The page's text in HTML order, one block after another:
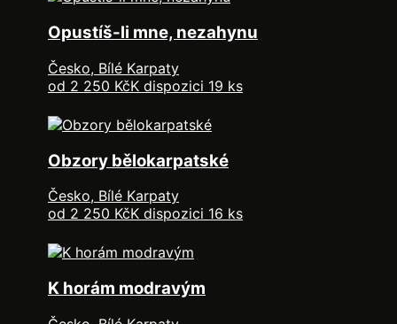
Opustíš-li mne, nezahynu
Česko, Bílé Karpaty
od 2 250 KčK dispozici 19 ks
Obzory bělokarpatské
Česko, Bílé Karpaty
od 2 250 KčK dispozici 16 ks
K horám modravým